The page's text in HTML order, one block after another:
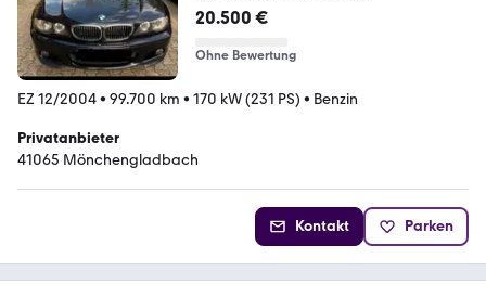
20.500 €
Ohne Bewertung
EZ 12/2004• 99.700 km • 170 kW (231 PS) • Benzin
Privatanbieter
41065 Mönchengladbach
Kontakt Parken